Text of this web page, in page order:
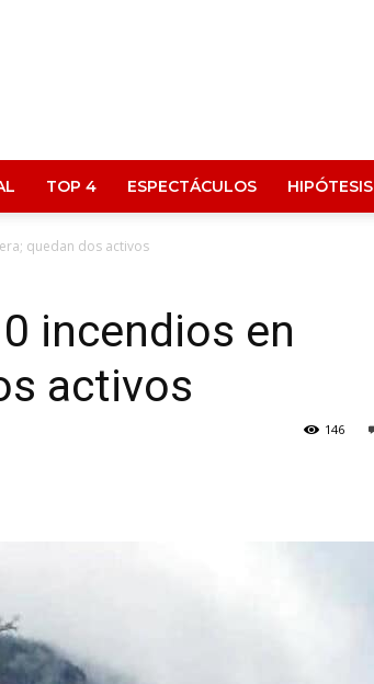
TOP 4 ESPECTÁCULOS HIPÓTESIS
quedan dos activos
incendios en
activos
146